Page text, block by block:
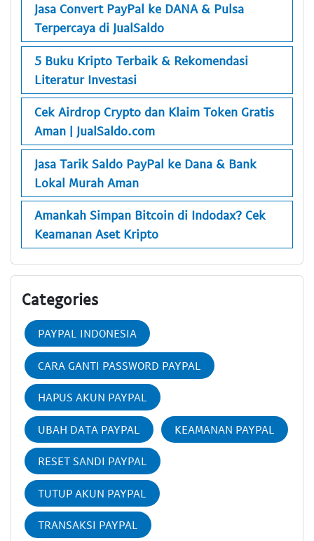
Jasa Convert PayPal ke DANA & Pulsa
Terpercaya di JualSaldo
5 Buku Kripto Terbaik & Rekomendasi
Literatur Investasi
Cek Airdrop Crypto dan Klaim Token Gratis
Aman | JualSaldo.com
Jasa Tarik Saldo PayPal ke Dana & Bank
Lokal Murah Aman
Amankah Simpan Bitcoin di Indodax? Cek
Keamanan Aset Kripto
Categories
PAYPAL INDONESIA
CARA GANTI PASSWORD PAYPAL
HAPUS AKUN PAYPAL
UBAH DATA PAYPAL KEAMANAN PAYPAL
RESET SANDI PAYPAL
TUTUP AKUN PAYPAL
TRANSAKSI PAYPAL